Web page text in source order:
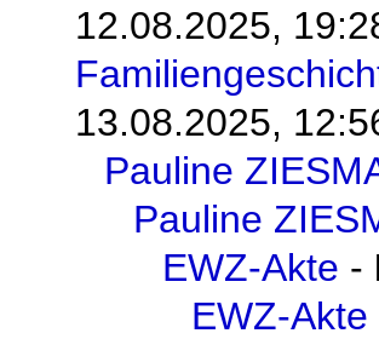
12.08.2025,
13.08.2025,
Pauline
Pauline
EWZ-Akte -
EWZ-Akte